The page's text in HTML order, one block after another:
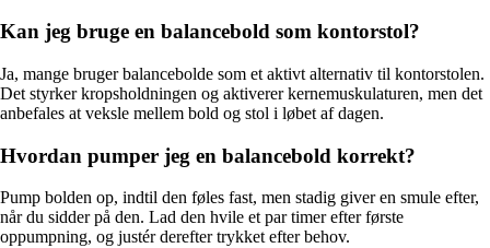
Kan jeg bruge en balancebold som kontorstol?
Ja, mange bruger balancebolde som et aktivt alternativ til kontorstolen.
Det styrker kropsholdningen og aktiverer kernemuskulaturen, men det
anbefales at veksle mellem bold og stol i løbet af dagen.
Hvordan pumper jeg en balancebold korrekt?
Pump bolden op, indtil den føles fast, men stadig giver en smule efter,
når du sidder på den. Lad den hvile et par timer efter første
oppumpning, og justér derefter trykket efter behov.